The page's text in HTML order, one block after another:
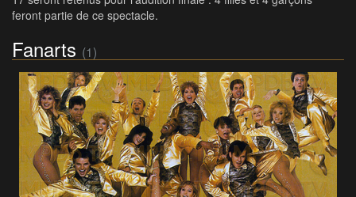
feront partie de ce spectacle.
Fanarts (1)